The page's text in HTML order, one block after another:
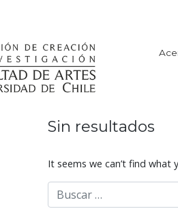
Sin resultados
It seems we can’t find what